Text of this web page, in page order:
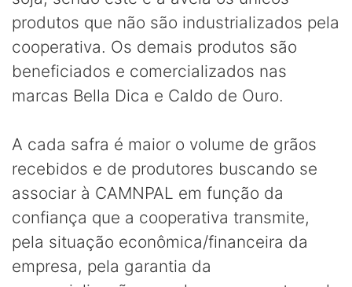
produtos que não são industrializados pela
cooperativa. Os demais produtos são
beneficiados e comercializados nas
marcas Bella Dica e Caldo de Ouro.
A cada safra é maior o volume de grãos
recebidos e de produtores buscando se
associar à CAMNPAL em função da
confiança que a cooperativa transmite,
pela situação econômica/financeira da
empresa, pela garantia da